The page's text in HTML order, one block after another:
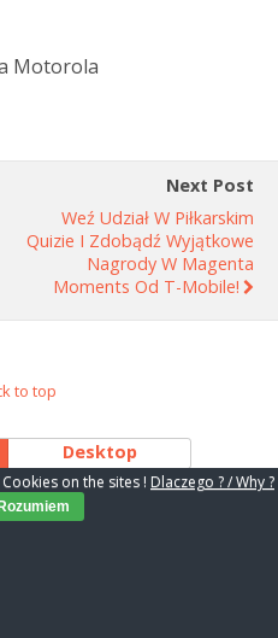
Motorola
Next Post
Weź Udział W Piłkarskim
Quizie I Zdobądź Wyjątkowe
Nagrody W Magenta
Moments Od T-Mobile!
to top
Desktop
on the sites ! Dlaczego ? / Why ?
Rozumiem